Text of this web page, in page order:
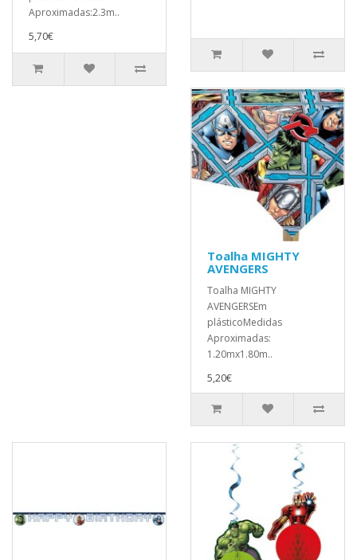
Aproximadas:2.3m..
5,70€
Toalha MIGHTY
AVENGERS
Toalha MIGHTY
AVENGERSEm
plásticoMedidas
Aproximadas:
1.20mx1.80m..
5,20€